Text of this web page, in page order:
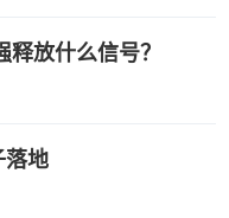
放什么信号？
落地